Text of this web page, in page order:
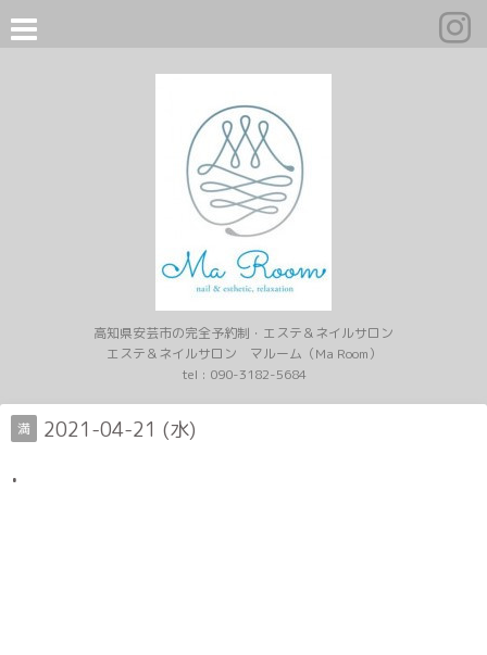
高知県安芸市の完全予約制・エステ＆ネイルサロン
エステ＆ネイルサロン マルーム（Ma Room）
tel : 090-3182-5684
満 2021-04-21 (水)
.